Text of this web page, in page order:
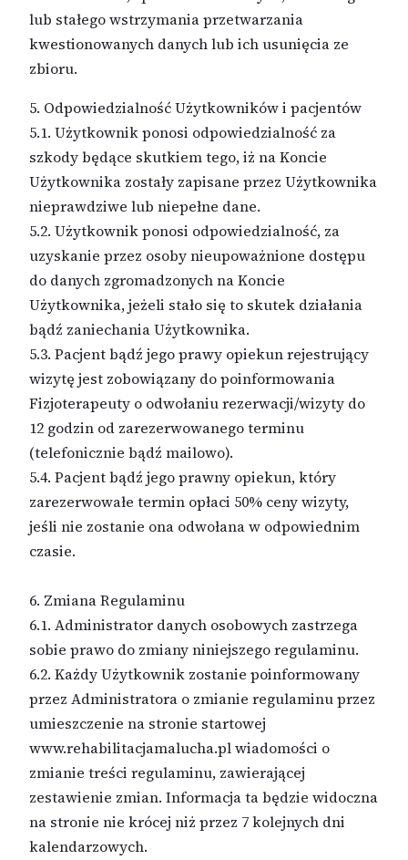
lub stałego wstrzymania przetwarzania
kwestionowanych danych lub ich usunięcia ze
zbioru.
5. Odpowiedzialność Użytkowników i pacjentów
5.1. Użytkownik ponosi odpowiedzialność za
szkody będące skutkiem tego, iż na Koncie
Użytkownika zostały zapisane przez Użytkownika
nieprawdziwe lub niepełne dane.
5.2. Użytkownik ponosi odpowiedzialność, za
uzyskanie przez osoby nieupoważnione dostępu
do danych zgromadzonych na Koncie
Użytkownika, jeżeli stało się to skutek działania
bądź zaniechania Użytkownika.
5.3. Pacjent bądź jego prawy opiekun rejestrujący
wizytę jest zobowiązany do poinformowania
Fizjoterapeuty o odwołaniu rezerwacji/wizyty do
12 godzin od zarezerwowanego terminu
(telefonicznie bądź mailowo).
5.4. Pacjent bądź jego prawny opiekun, który
zarezerwowałe termin opłaci 50% ceny wizyty,
jeśli nie zostanie ona odwołana w odpowiednim
czasie.
6. Zmiana Regulaminu
6.1. Administrator danych osobowych zastrzega
sobie prawo do zmiany niniejszego regulaminu.
6.2. Każdy Użytkownik zostanie poinformowany
przez Administratora o zmianie regulaminu przez
umieszczenie na stronie startowej
www.rehabilitacjamalucha.pl wiadomości o
zmianie treści regulaminu, zawierającej
zestawienie zmian. Informacja ta będzie widoczna
na stronie nie krócej niż przez 7 kolejnych dni
kalendarzowych.